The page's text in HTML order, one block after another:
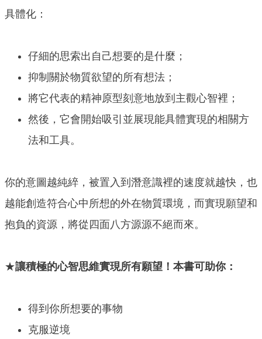
具體化：
仔細的思索出自己想要的是什麼；
抑制關於物質欲望的所有想法；
將它代表的精神原型刻意地放到主觀心智裡；
然後，它會開始吸引並展現能具體實現的相關方
法和工具。
你的意圖越純綷，被置入到潛意識裡的速度就越快，也
越能創造符合心中所想的外在物質環境，而實現願望和
抱負的資源，將從四面八方源源不絕而來。
★讓積極的心智思維實現所有願望！本書可助你：
得到你所想要的事物
克服逆境